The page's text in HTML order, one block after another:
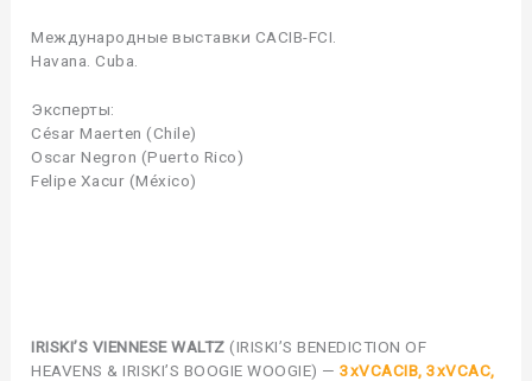
Международные выставки CACIB-FCI.
Havana. Cuba.
Экспeрты:
César Maerten (Chile)
Oscar Negron (Puerto Rico)
Felipe Xacur (México)
IRISKI’S VIENNESE WALTZ (IRISKI’S BENEDICTION OF
HEAVENS & IRISKI’S BOOGIE WOOGIE) —3xVCACIB, 3xVCAC,